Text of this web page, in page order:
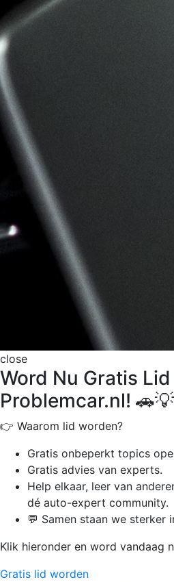
close
Word Nu Gratis
Problemcar.nl! 🚗💡
👉 Waarom lid worden?
Gratis onbeperkt topics
Gratis advies van experts.
Help elkaar, leer van
dé auto-expert community.
💬 Samen staan we sterker
Klik hieronder en word vandaag
Gratis lid worden